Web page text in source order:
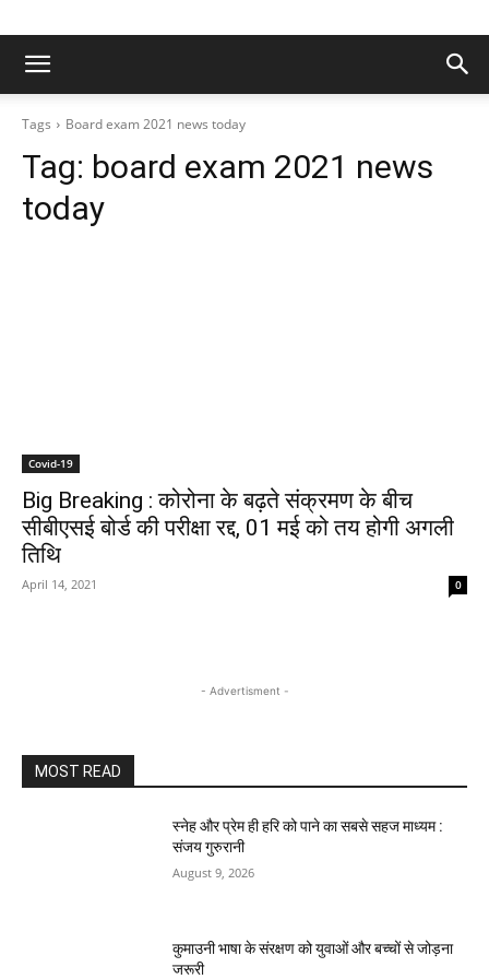
Tags Board exam 2021 news today
Tag: board exam 2021 news
today
Covid-19
Big Breaking : कोरोना के बढ़ते संक्रमण के बीच
सीबीएसई बोर्ड की परीक्षा रद्द, 01 मई को तय होगी अगली
तिथि
April 14, 2021 0
- Advertisment -
MOST READ
स्नेह और प्रेम ही हरि को पाने का सबसे सहज माध्यम :
संजय गुरुरानी
August 9, 2026
कुमाउनी भाषा के संरक्षण को युवाओं और बच्चों से जोड़ना
जरूरी